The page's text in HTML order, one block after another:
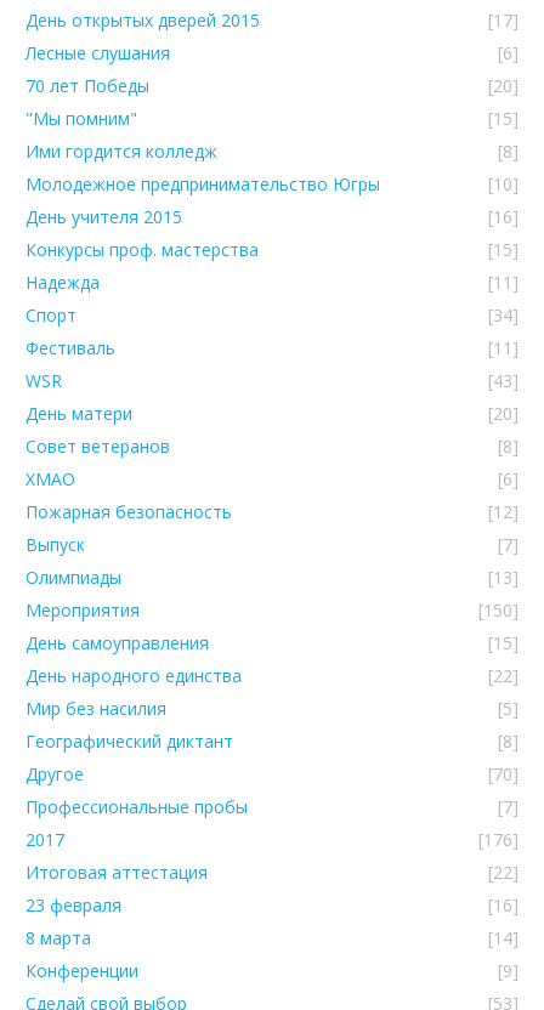
День открытых дверей 2015
[17]
Лесные слушания
[6]
70 лет Победы
[20]
"Мы помним"
[15]
Ими гордится колледж
[8]
Молодежное предпринимательство Югры
[10]
День учителя 2015
[16]
Конкурсы проф. мастерства
[15]
Надежда
[11]
Спорт
[34]
Фестиваль
[11]
WSR
[43]
День матери
[20]
Совет ветеранов
[8]
ХМАО
[6]
Пожарная безопасность
[12]
Выпуск
[7]
Олимпиады
[13]
Мероприятия
[150]
День самоуправления
[15]
День народного единства
[22]
Мир без насилия
[5]
Географический диктант
[8]
Другое
[70]
Профессиональные пробы
[7]
2017
[176]
Итоговая аттестация
[22]
23 февраля
[16]
8 марта
[14]
Конференции
[9]
Сделай свой выбор
[53]